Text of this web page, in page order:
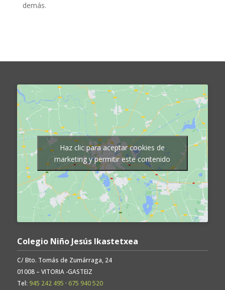
demás.
Haz clic para aceptar cookies de
marketing y permitir este contenido
Colegio Niño Jesús Ikastetxea
C/ Bto. Tomás de Zumárraga, 24
01008 – VITORIA -GASTEIZ
Tel: 945 242 495 · 675 940 520